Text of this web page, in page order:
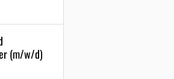
(m/w/d)